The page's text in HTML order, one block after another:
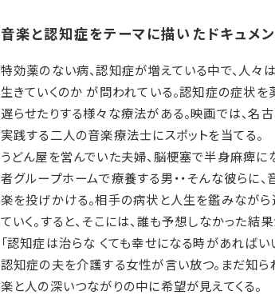
音楽と認知症をテーマに描いたドキュメ
特効薬のない病、認知症が増えている中で、人々
生きていくのか が問われている。認知症の症状を
遅らせたりする様々な療法がある。映画では、名
実践する二人の音楽療法士にスポットを当てる。
うどん屋を営んでいた夫婦、脳梗塞で半身麻痺に
者グループホームで療養する男・・そんな彼らに、
楽を投げかける。相手の病状と人生を鑑みなが
ていく。すると、そこには、誰も予想しなかった結果
「認知症は治らな くても幸せになる時があればい
認知症の夫を介護する女性が言い放つ。まだ知ら
楽と人の深いつながりの中に希望が見えてくる。